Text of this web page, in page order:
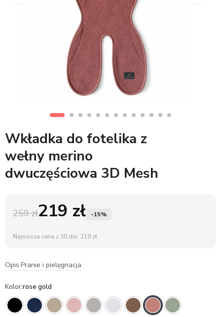
Wkładka do fotelika z
wełny merino
dwuczęściowa 3D Mesh
259 zł219 zł -15%
Najniższa cena z 30 dni: 219 zł
Opis·Pranie i pielęgnacja
Kolor:rose gold